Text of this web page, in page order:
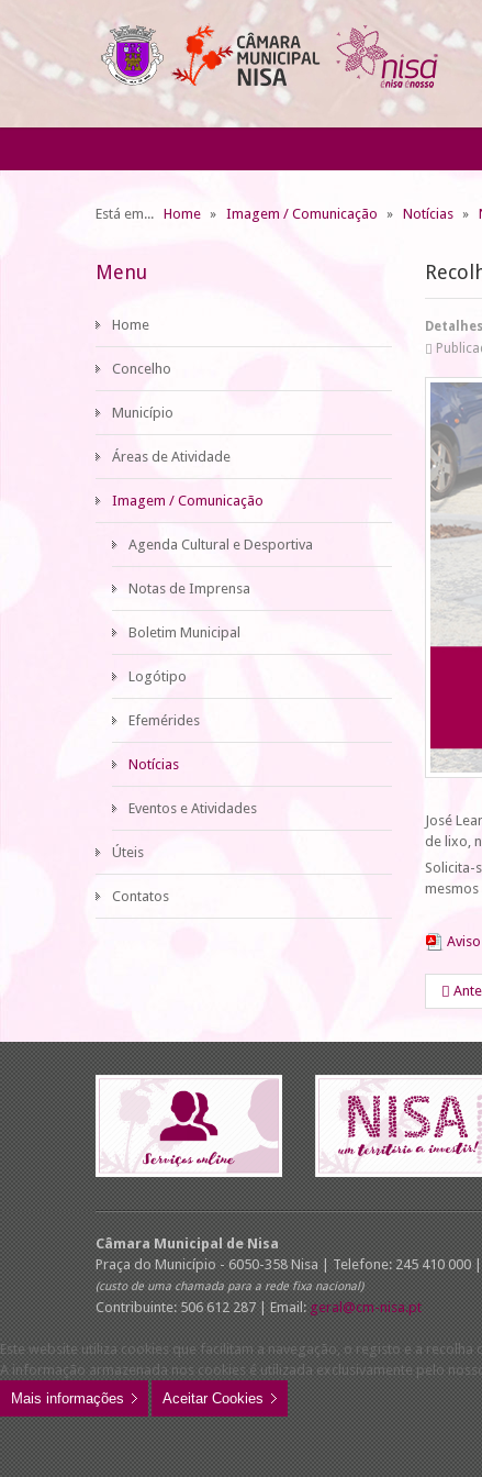
Está em... Home Imagem / Comunicação Notícias
Detalhes
José
de lixo,
Solicita-
Menu
Home
Concelho
Município
Áreas de Atividade
Imagem / Comunicação
Agenda Cultural e Desportiva
Notas de Imprensa
Boletim Municipal
Logótipo
Efemérides
Notícias
Eventos e Atividades
Úteis
Contatos
Câmara Municipal de Nisa
Praça do Município - 6050-358 Nisa | Telefone: 245 410 000 |
(custo de uma chamada para a rede fixa nacional)
Contribuinte: 506 612 287 | Email: geral@cm-nisa.pt
Este website utiliza cookies que facilitam a navegação, o registo e a recolha
A informação armazenada nos cookies é utilizada exclusivamente pelo
Mais informações
Aceitar Cookies